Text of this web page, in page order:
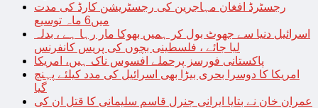
رجسٹرڈ افغان مہاجرین کی رجسٹریشن کارڈ کی مدت
میں6 ماہ توسیع
اسرائیل دنیا سے جھوٹ بول کر ہمیں بھوکا مار رہا ہے ، بدلہ
لیا جائے ، فلسطینی بچوں کی پریس کانفرنس
پاکستانی فورسز پرحملے افسوس ناک ہیں، امریکا
امریکا کا دوسرا بحری بیڑا بھی اسرائیل کی مدد کیلئے پہنچ
گیا
عمران خان نے بتایا ایرانی جنرل قاسم سلیمانی کا قتل ان کی